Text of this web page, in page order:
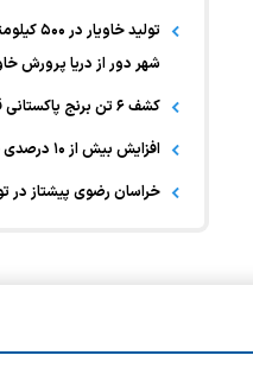
تولید
شهر دور از دریا پرورش
کشف ۶ تن برنج پاکستانی قاچاق در چناران
افزایش بیش از ۱۰ درصدی جوجه‌ریزی در شهرستان جغتای
خراسان رضوی پیشتاز در